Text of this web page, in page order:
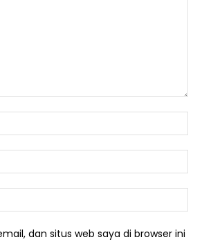
dan situs web saya di browser ini